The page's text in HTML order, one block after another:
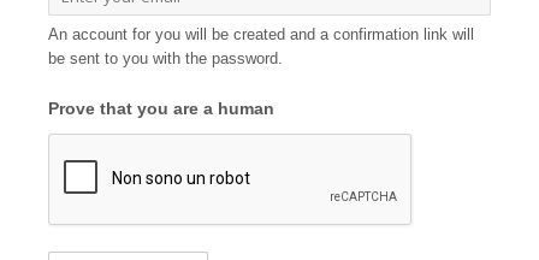
An account for you will be created and a confirmation link will
be sent to you with the password.
Prove that you are a human